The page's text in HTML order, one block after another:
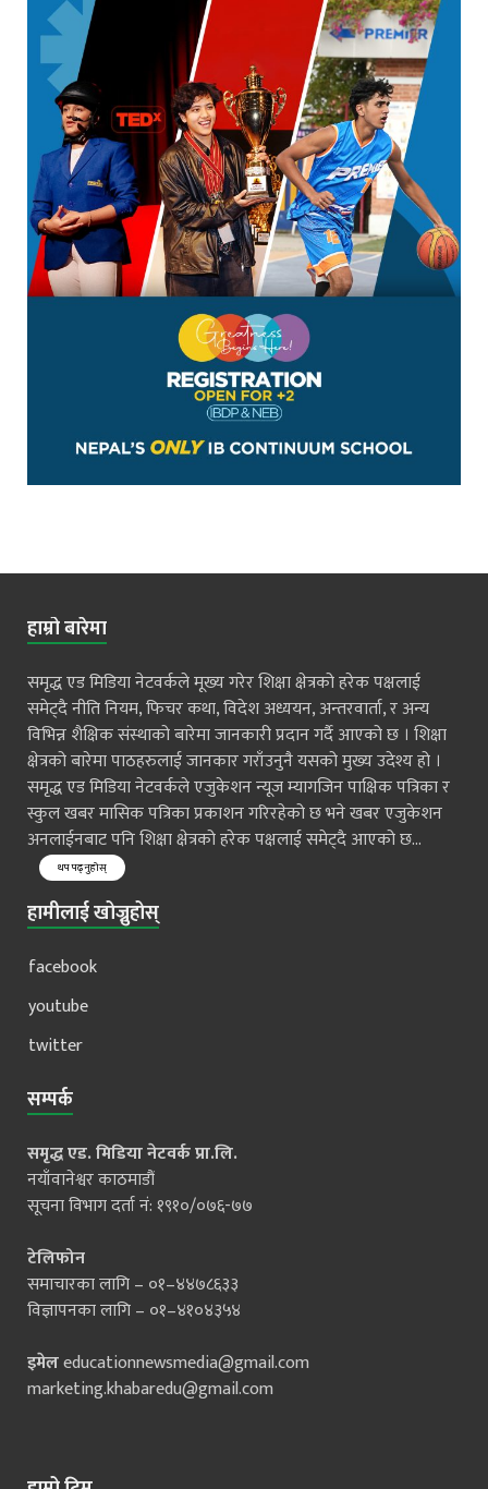
हाम्रो बारेमा
समृद्ध एड मिडिया नेटवर्कले मूख्य गरेर शिक्षा क्षेत्रको हरेक पक्षलाई
समेट्दै नीति नियम, फिचर कथा, विदेश अध्ययन, अन्तरवार्ता, र अन्य
विभिन्न शैक्षिक संस्थाको बारेमा जानकारी प्रदान गर्दै आएको छ । शिक्षा
क्षेत्रको बारेमा पाठहरुलाई जानकार गराँउनुनै यसको मुख्य उदेश्य हो ।
समृद्ध एड मिडिया नेटवर्कले एजुकेशन न्यूज म्यागजिन पाक्षिक पत्रिका र
स्कुल खबर मासिक पत्रिका प्रकाशन गरिरहेको छ भने खबर एजुकेशन
अनलाईनबाट पनि शिक्षा क्षेत्रको हरेक पक्षलाई समेट्दै आएको छ...
थप पढ्नुहोस्
हामीलाई खोज्नुहोस्
facebook
youtube
twitter
सम्पर्क
समृद्ध एड. मिडिया नेटवर्क प्रा.लि.
नयाँवानेश्वर काठमाडौं
सूचना विभाग दर्ता नं: १९१०/०७६-७७
टेलिफोन
समाचारका लागि – ०१–४४७८६३३
विज्ञापनका लागि – ०१–४१०४३५४
इमेलeducationnewsmedia@gmail.com
marketing.khabaredu@gmail.com